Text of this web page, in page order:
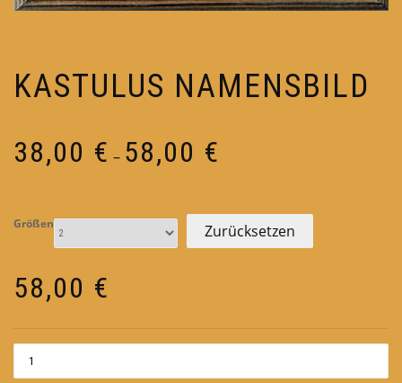
KASTULUS NAMENSBILD
38,00 € – 58,00 €
58,00 €
Größen Zurücksetzen
58,00 €